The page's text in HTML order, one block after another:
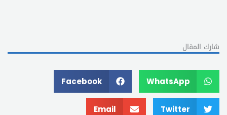
شارك المقال
WhatsApp
Facebook
Twitter
Email